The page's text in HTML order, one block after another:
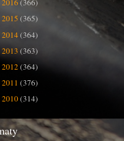
2016(366)
2015 (365)
2014(364)
2013 (363)
2012(364)
2011 (376)
2010(314)